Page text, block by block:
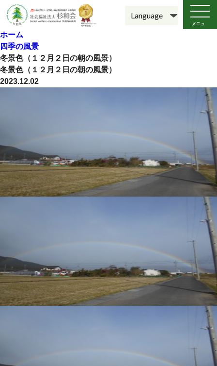
メニュ
ー
ホーム
四季の風景
冬景色（１２月２日の朝の風景）
冬景色（１２月２日の朝の風景）
2023.12.02